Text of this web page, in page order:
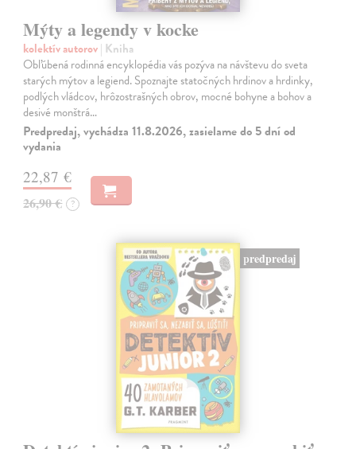
Mýty a legendy v kocke
kolektív autorov| Kniha
Obľúbená rodinná encyklopédia vás pozýva na návštevu do sveta
starých mýtov a legiend. Spoznajte statočných hrdinov a hrdinky,
podlých vládcov, hrôzostrašných obrov, mocné bohyne a bohov a
desivé monštrá…
Predpredaj, vychádza 11.8.2026, zasielame do 5 dní od
vydania
22,87 €
26,90 € ?
predpredaj